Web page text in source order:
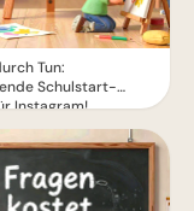
Tun:
Schulstart-
Instagram!